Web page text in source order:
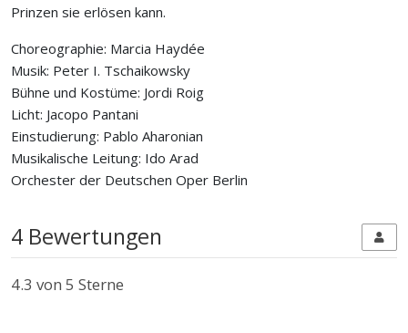
Prinzen sie erlösen kann.
Choreographie: Marcia Haydée
Musik: Peter I. Tschaikowsky
Bühne und Kostüme: Jordi Roig
Licht: Jacopo Pantani
Einstudierung: Pablo Aharonian
Musikalische Leitung: Ido Arad
Orchester der Deutschen Oper Berlin
4 Bewertungen
4.3 von 5 Sterne